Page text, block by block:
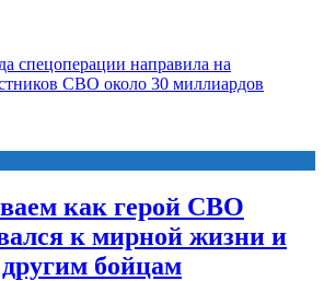
спецоперации направила на
СВО около 30 миллиардов
как герой СВО
к мирной жизни и
бойцам